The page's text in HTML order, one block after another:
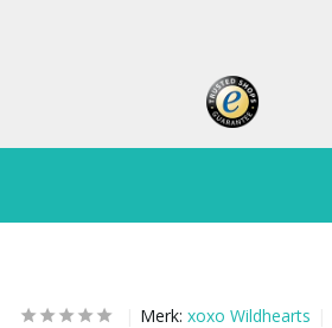
Merk: xoxo Wildhearts